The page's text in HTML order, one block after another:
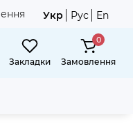
Укр Рус En
Закладки
0
Замовлення